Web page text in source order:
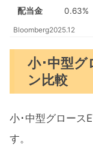
配当金 0.63%
Bloomberg2025.12
小･中型グ
ン比較
小･中型グロース
す。